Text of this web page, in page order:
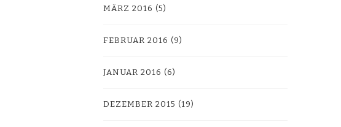
MÄRZ 2016 (5)
FEBRUAR 2016 (9)
JANUAR 2016 (6)
DEZEMBER 2015 (19)